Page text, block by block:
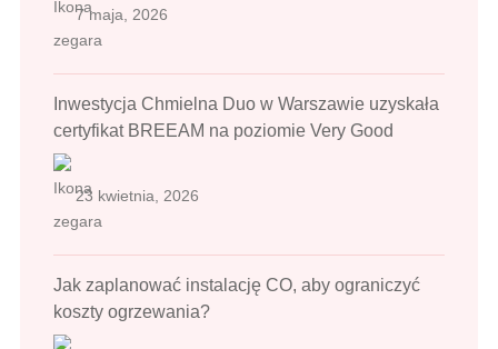
7 maja, 2026
Inwestycja Chmielna Duo w Warszawie uzyskała
certyfikat BREEAM na poziomie Very Good
23 kwietnia, 2026
Jak zaplanować instalację CO, aby ograniczyć
koszty ogrzewania?